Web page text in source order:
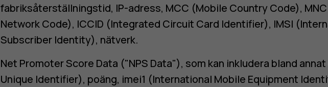
fabriksåterställningstid, IP-adress, MCC (Mobile Country Code),
Network Code), ICCID (Integrated Circuit Card Identifier), IMSI
Subscriber Identity), nätverk.
Net Promoter Score Data ("NPS Data"), som kan inkludera bland
Unique Identifier), poäng, imei1 (International Mobile Equipment